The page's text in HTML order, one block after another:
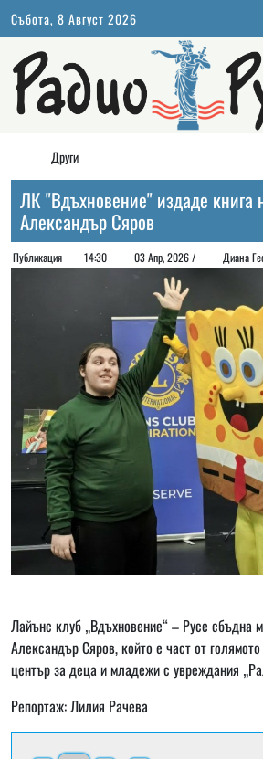
Събота, 8 Август 2026
Други
ЛК "Вдъхновение" издаде книга
Александър Сяров
Публикация 14:30 03 Апр, 2026 / Диана
Лайънс клуб „Вдъхновение“ – Русе сбъдна
Александър Сяров, който е част от
център за деца и младежи с увреждания
Репортаж: Лилия Рачева